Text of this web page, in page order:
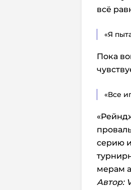
всё
«Я
Пока
«Все
серию
мерам
Автор: